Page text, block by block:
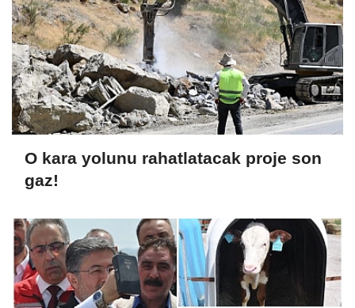
O kara yolunu rahatlatacak proje son
gaz!